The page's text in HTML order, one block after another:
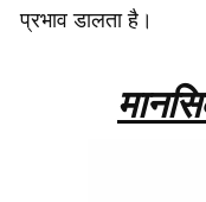
प्रभाव डालता है।